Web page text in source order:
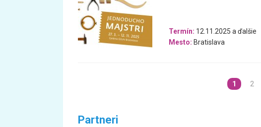
Termín: 12.11.2025 a ďalšie
Mesto: Bratislava
1 2
Partneri